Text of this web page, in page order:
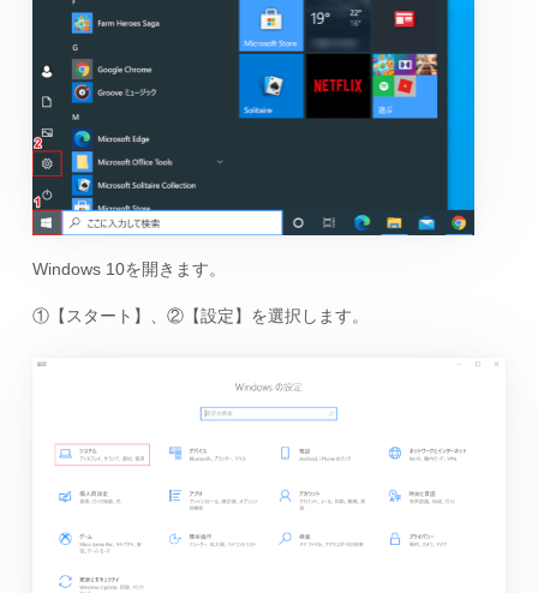
Windows 10を開きます。
①【スタート】、②【設定】を選択します。